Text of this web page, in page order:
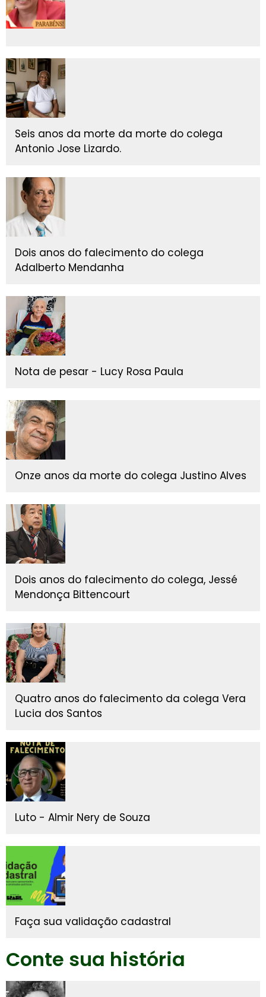
Seis anos da morte da morte do colega
Antonio Jose Lizardo.
Dois anos do falecimento do colega
Adalberto Mendanha
Nota de pesar - Lucy Rosa Paula
Onze anos da morte do colega Justino Alves
Dois anos do falecimento do colega, Jessé
Mendonça Bittencourt
Quatro anos do falecimento da colega Vera
Lucia dos Santos
Luto - Almir Nery de Souza
Faça sua validação cadastral
Conte sua história